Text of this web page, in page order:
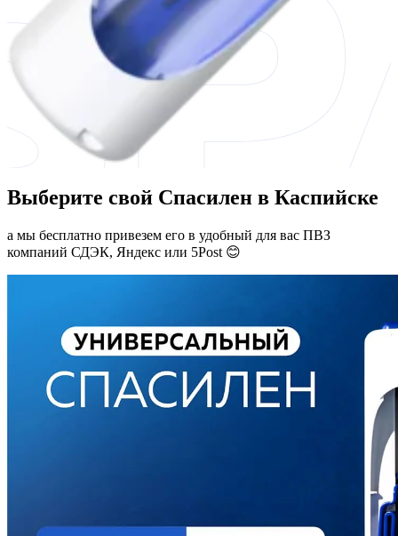
Выберите свой Спасилен в Каспийске
а мы бесплатно привезем его в удобный для вас ПВЗ
компаний СДЭК, Яндекс или 5Post 😊